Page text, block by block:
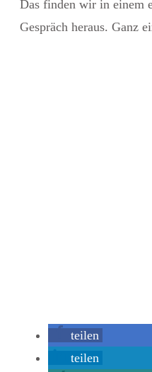
Das finden wir in einem
Gespräch heraus. Ganz
teilen
teilen